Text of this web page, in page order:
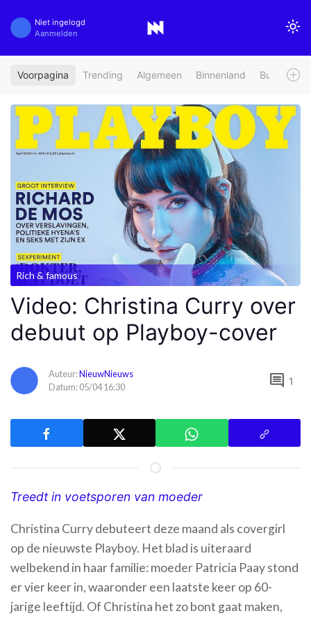
Niet ingelogd
Aanmelden
Voorpagina Trending Algemeen Binnenland Buitenland
Rich & famous
Video: Christina Curry over
debuut op Playboy-cover
Auteur:NieuwNieuws
Datum: 05/04 16:30
comment 1
Treedt in voetsporen van moeder
Christina Curry debuteert deze maand als covergirl
op de nieuwste Playboy. Het blad is uiteraard
welbekend in haar familie: moeder Patricia Paay stond
er vier keer in, waaronder een laatste keer op 60-
jarige leeftijd. Of Christina het zo bont gaat maken,